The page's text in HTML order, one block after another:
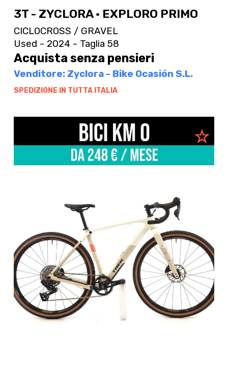
3T - ZYCLORA · EXPLORO PRIMO
CICLOCROSS / GRAVEL
Used - 2024 - Taglia 58
Acquista senza pensieri
Venditore: Zyclora - Bike Ocasión S.L.
SPEDIZIONE IN TUTTA ITALIA